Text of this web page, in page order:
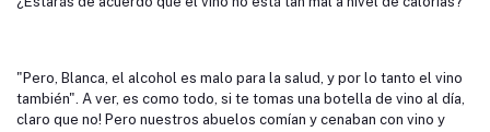
"Pero, Blanca, el alcohol es malo para la salud, y por lo tanto el vino
también". A ver, es como todo, si te tomas una botella de vino al día,
claro que no! Pero nuestros abuelos comían y cenaban con vino y